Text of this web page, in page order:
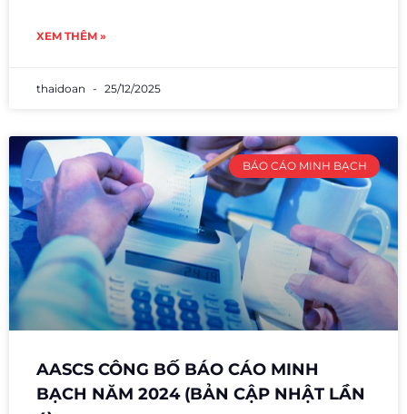
XEM THÊM »
thaidoan 25/12/2025
BÁO CÁO MINH BẠCH
AASCS CÔNG BỐ BÁO CÁO MINH
BẠCH NĂM 2024 (BẢN CẬP NHẬT LẦN